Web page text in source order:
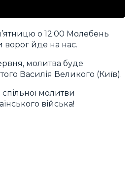
о 12:00 Молебень
ворог йде на нас.
молитва буде
Василія Великого (Київ).
молитви
війська!